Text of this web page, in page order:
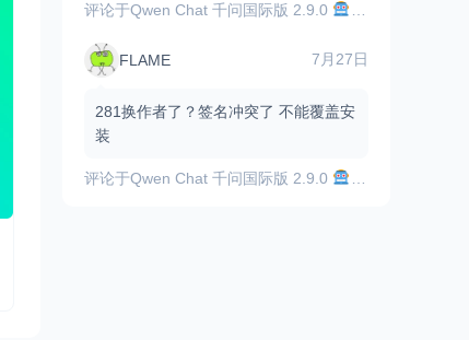
评论于Qwen Chat 千问国际版 2.9.0
FLAME 7月27日
281换作者了？签名冲突了 不能覆盖安
装
评论于Qwen Chat 千问国际版 2.9.0